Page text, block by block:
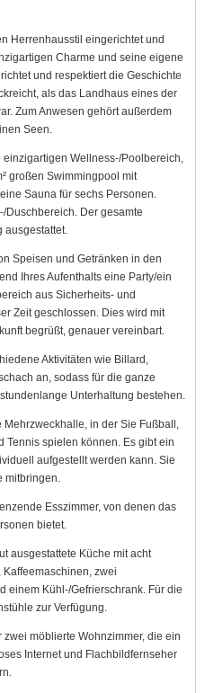
Herrenhausstil eingerichtet und
Charme und seine eigene
und respektiert die Geschichte
als das Landhaus eines der
Zum Anwesen gehört außerdem
Seen.
Wellness-/Poolbereich,
großen Swimmingpool mit
Sauna für sechs Personen.
Duschbereich. Der gesamte
ausgestattet.
Speisen und Getränken in den
Ihres Aufenthalts eine Party/ein
aus Sicherheits- und
Zeit geschlossen. Dies wird mit
begrüßt, genauer vereinbart.
Aktivitäten wie Billard,
an, sodass für die ganze
Unterhaltung bestehen.
in der Sie Fußball,
Tennis spielen können. Es gibt ein
aufgestellt werden kann. Sie
mitbringen.
Esszimmer, von denen das
bietet.
ausgestattete Küche mit acht
zwei
einem Kühl-/Gefrierschrank. Für die
zur Verfügung.
möblierte Wohnzimmer, die ein
Internet und Flachbildfernseher